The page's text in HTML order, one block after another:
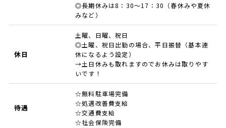
◎長期休みは8：30～17：30（春休みや夏休
みなど）
休日
土曜、日曜、祝日
◎土曜、祝日出勤の場合、平日振替（基本連
休になるよう設定）
→土日休みも取れますのでお休みは取りやす
いです！
待遇
☆無料駐車場完備
☆処遇改善費支給
☆交通費支給
☆社会保険完備